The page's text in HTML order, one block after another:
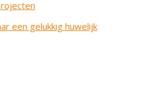
een gelukkig huwelijk